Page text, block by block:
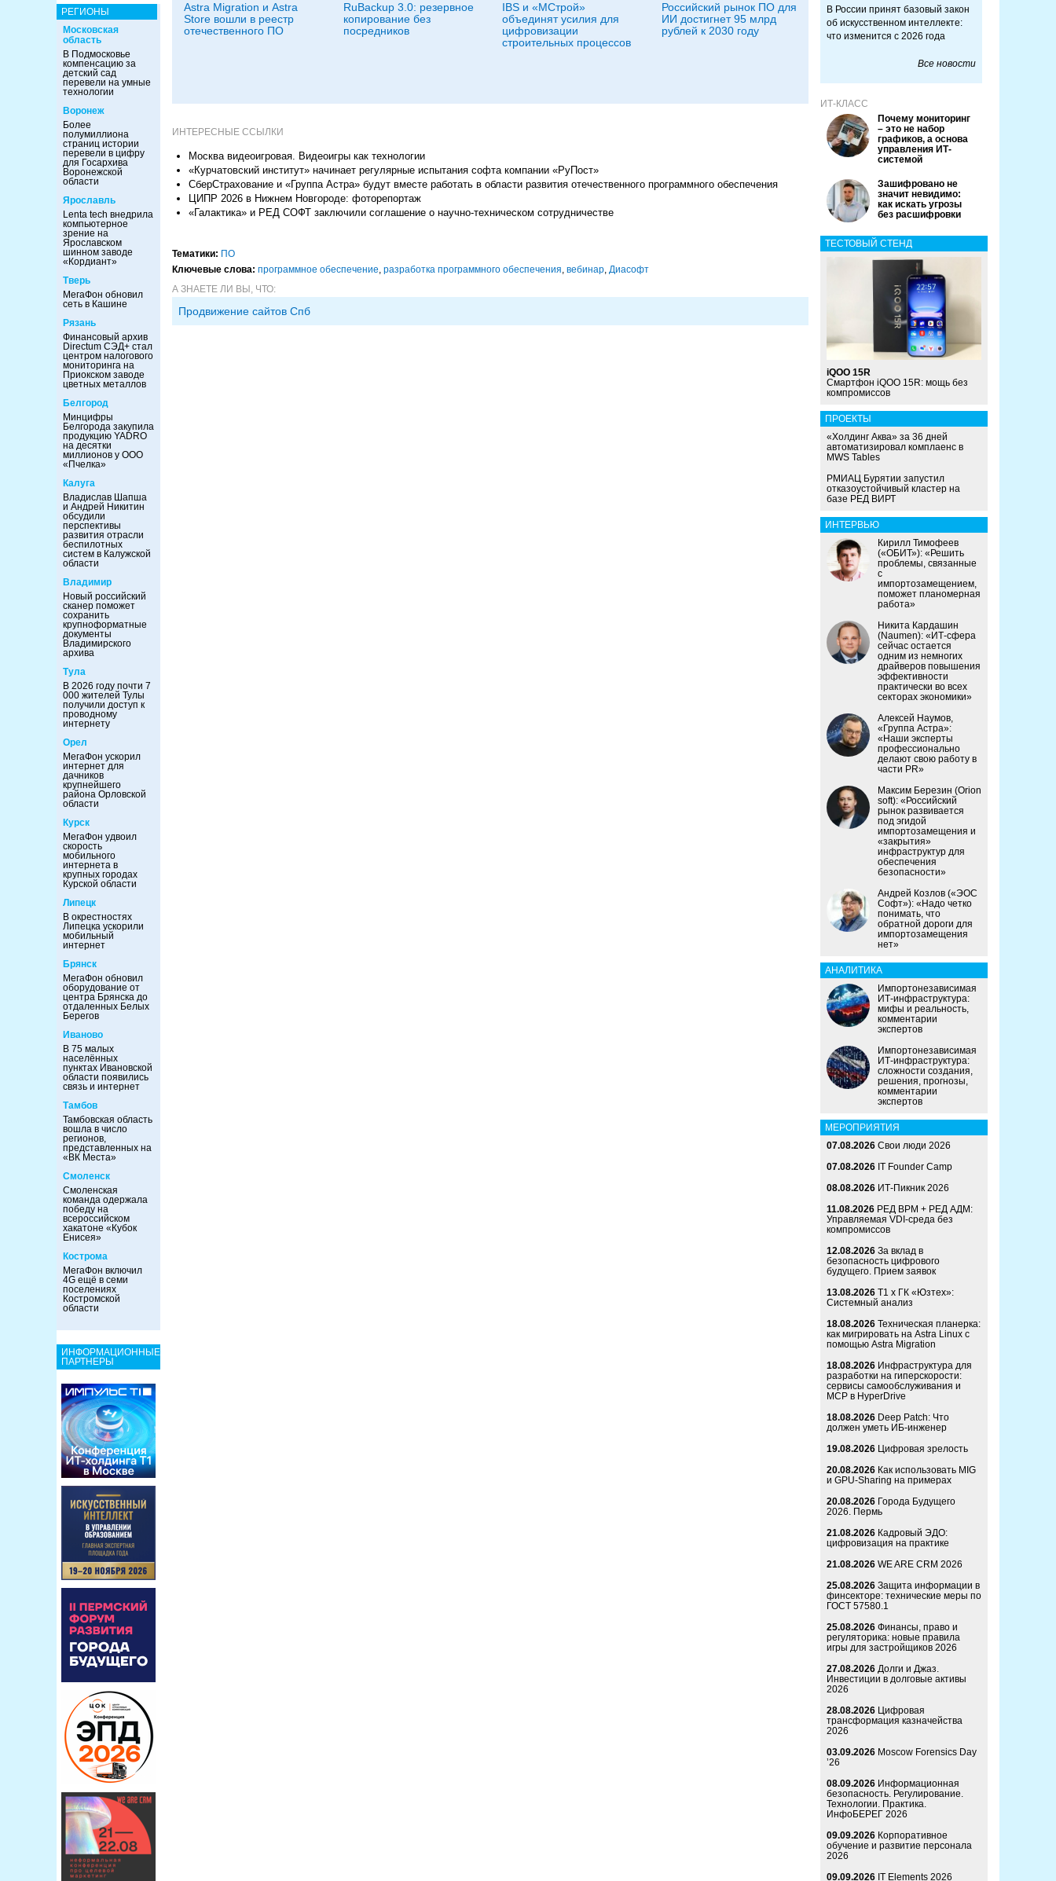
РЕГИОНЫ
Московская
область
В Подмосковье
компенсацию за
детский сад
перевели на умные
технологии
Воронеж
Более
полумиллиона
страниц истории
перевели в цифру
для Госархива
Воронежской
области
Ярославль
Lenta tech внедрила
компьютерное
зрение на
Ярославском
шинном заводе
«Кордиант»
Тверь
МегаФон обновил
сеть в Кашине
Рязань
Финансовый архив
Directum СЭД+ стал
центром налогового
мониторинга на
Приокском заводе
цветных металлов
Белгород
Минцифры
Белгорода закупила
продукцию YADRO
на десятки
миллионов у ООО
«Пчелка»
Калуга
Владислав Шапша
и Андрей Никитин
обсудили
перспективы
развития отрасли
беспилотных
систем в Калужской
области
Владимир
Новый российский
сканер поможет
сохранить
крупноформатные
документы
Владимирского
архива
Тула
В 2026 году почти 7
000 жителей Тулы
получили доступ к
проводному
интернету
Орел
МегаФон ускорил
интернет для
дачников
крупнейшего
района Орловской
области
Курск
МегаФон удвоил
скорость
мобильного
интернета в
крупных городах
Курской области
Липецк
В окрестностях
Липецка ускорили
мобильный
интернет
Брянск
МегаФон обновил
оборудование от
центра Брянска до
отдаленных Белых
Берегов
Иваново
В 75 малых
населённых
пунктах Ивановской
области появились
связь и интернет
Тамбов
Тамбовская область
вошла в число
регионов,
представленных на
«ВК Места»
Смоленск
Смоленская
команда одержала
победу на
всероссийском
хакатоне «Кубок
Енисея»
Кострома
МегаФон включил
4G ещё в семи
поселениях
Костромской
области
ИНФОРМАЦИОННЫЕ
ПАРТНЕРЫ
Astra Migration и Astra
Store вошли в реестр
отечественного ПО
RuBackup 3.0: резервное
копирование без
посредников
IBS и «МСтрой»
объединят усилия для
цифровизации
строительных процессов
Российский рынок ПО для
ИИ достигнет 95 млрд
рублей к 2030 году
ИНТЕРЕСНЫЕ ССЫЛКИ
Москва видеоигровая. Видеоигры как технологии
«Курчатовский институт» начинает регулярные испытания софта компании «РуПост»
СберСтрахование и «Группа Астра» будут вместе работать в области развития отечественного программного обеспечения
ЦИПР 2026 в Нижнем Новгороде: фоторепортаж
«Галактика» и РЕД СОФТ заключили соглашение о научно-техническом сотрудничестве
Тематики: ПО
Ключевые слова: программное обеспечение, разработка программного обеспечения, вебинар, Диасофт
А ЗНАЕТЕ ЛИ ВЫ, ЧТО:
Продвижение сайтов Спб
В России принят базовый закон
об искусственном интеллекте:
что изменится с 2026 года
Все новости
ИТ-КЛАСС
Почему мониторинг
– это не набор
графиков, а основа
управления ИТ-
системой
Зашифровано не
значит невидимо:
как искать угрозы
без расшифровки
ТЕСТОВЫЙ СТЕНД
iQOO 15R
Смартфон iQOO 15R: мощь без
компромиссов
ПРОЕКТЫ
«Холдинг Аква» за 36 дней
автоматизировал комплаенс в
MWS Tables
РМИАЦ Бурятии запустил
отказоустойчивый кластер на
базе РЕД ВИРТ
ИНТЕРВЬЮ
Кирилл Тимофеев
(«ОБИТ»): «Решить
проблемы, связанные
с
импортозамещением,
поможет планомерная
работа»
Никита Кардашин
(Naumen): «ИТ-сфера
сейчас остается
одним из немногих
драйверов повышения
эффективности
практически во всех
секторах экономики»
Алексей Наумов,
«Группа Астра»:
«Наши эксперты
профессионально
делают свою работу в
части PR»
Максим Березин (Orion
soft): «Российский
рынок развивается
под эгидой
импортозамещения и
«закрытия»
инфраструктур для
обеспечения
безопасности»
Андрей Козлов («ЭОС
Софт»): «Надо четко
понимать, что
обратной дороги для
импортозамещения
нет»
АНАЛИТИКА
Импортонезависимая
ИТ-инфраструктура:
мифы и реальность,
комментарии
экспертов
Импортонезависимая
ИТ-инфраструктура:
сложности создания,
решения, прогнозы,
комментарии
экспертов
МЕРОПРИЯТИЯ
07.08.2026 Свои люди 2026
07.08.2026 IT Founder Camp
08.08.2026 ИТ-Пикник 2026
11.08.2026 РЕД ВРМ + РЕД АДМ:
Управляемая VDI-среда без
компромиссов
12.08.2026 За вклад в
безопасность цифрового
будущего. Прием заявок
13.08.2026 Т1 x ГК «Юзтех»:
Системный анализ
18.08.2026 Техническая планерка:
как мигрировать на Astra Linux с
помощью Astra Migration
18.08.2026 Инфраструктура для
разработки на гиперскорости:
сервисы самообслуживания и
MCP в HyperDrive
18.08.2026 Deep Patch: Что
должен уметь ИБ-инженер
19.08.2026 Цифровая зрелость
20.08.2026 Как использовать MIG
и GPU-Sharing на примерах
20.08.2026 Города Будущего
2026. Пермь
21.08.2026 Кадровый ЭДО:
цифровизация на практике
21.08.2026 WE ARE CRM 2026
25.08.2026 Защита информации в
финсекторе: технические меры по
ГОСТ 57580.1
25.08.2026 Финансы, право и
регуляторика: новые правила
игры для застройщиков 2026
27.08.2026 Долги и Джаз.
Инвестиции в долговые активы
2026
28.08.2026 Цифровая
трансформация казначейства
2026
03.09.2026 Moscow Forensics Day
’26
08.09.2026 Информационная
безопасность. Регулирование.
Технологии. Практика.
ИнфоБЕРЕГ 2026
09.09.2026 Корпоративное
обучение и развитие персонала
2026
09.09.2026 IT Elements 2026